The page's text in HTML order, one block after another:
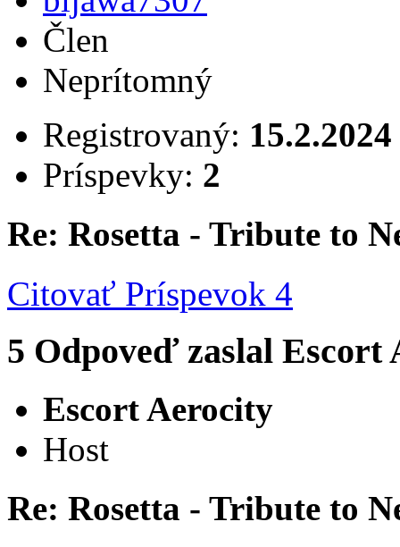
Člen
Neprítomný
Registrovaný: 15.2.2024
Príspevky: 2
Re: Rosetta - Tribute to
Citovať Príspevok 4
5 Odpoveď zaslal Escort
Escort Aerocity
Host
Re: Rosetta - Tribute to